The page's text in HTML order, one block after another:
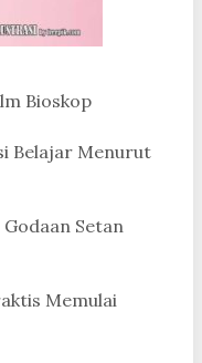
Bioskop
Belajar Menurut
Setan
Memulai